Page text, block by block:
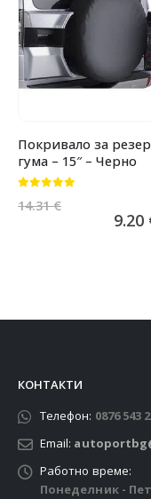
Покривало за
гума – 15″ – Черно
14.31€
9.20
КОНТАКТИ
Телефон: 0876 543
Email:
Работно време:
Понеделник -